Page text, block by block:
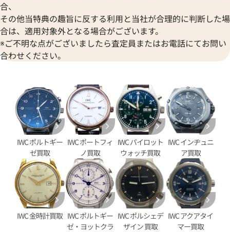
イマー IW376704
日時点の参考買取価格です
IWC ポートフィノ クロノグラ
IW391005
参考買取価格
406,000円
※2023年4月9日時点の参考買
合、
その他当特典の趣旨に反する利用と当社が合理的に判断した場
合は、適用対象外となる場合がございます。
※ご不明な点がございましたら査定員またはお電話にてお問い
合わせください。
IWC ポルトギー
ゼ買取
IWC ポートフィ
ノ買取
IWC パイロット
ウォッチ買取
IWC インヂュニ
ア買取
IWC 金時計買取 IWC ポルトギー
ゼ・ヨットクラ
IWC ポルシェデ
ザイン 買取
IWC アクアタイ
マー買取